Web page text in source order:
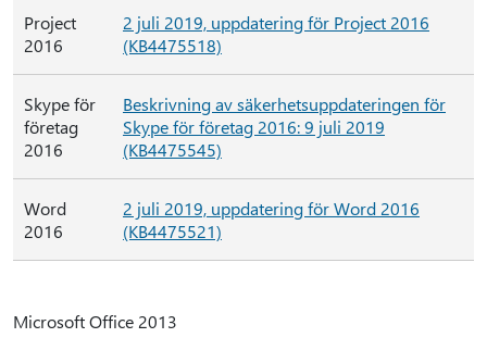
Project
2016
2 juli 2019, uppdatering för Project 2016
(KB4475518)
Skype för
företag
2016
Beskrivning av säkerhetsuppdateringen för
Skype för företag 2016: 9 juli 2019
(KB4475545)
Word
2016
2 juli 2019, uppdatering för Word 2016
(KB4475521)
Microsoft Office 2013